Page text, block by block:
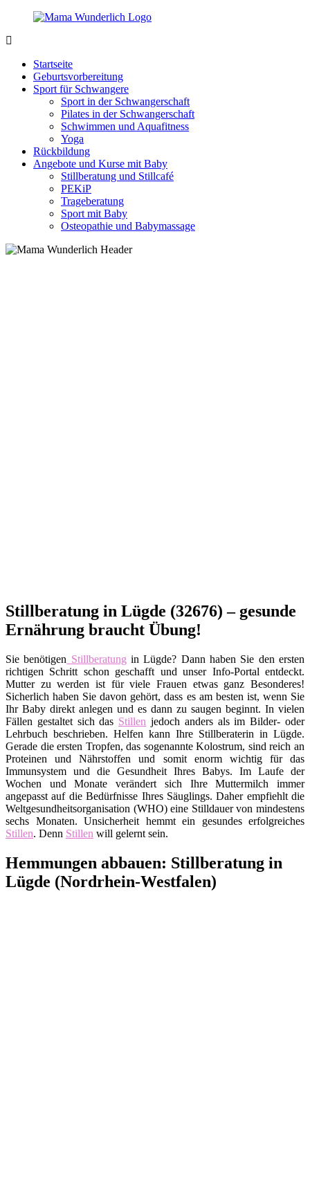
Zurück
Inhalt
sein
wunderbar!
Startseite
Geburtsvorbereitung
Sport für Schwangere
Sport in der Schwangerschaft
Pilates in der Schwangerschaft
Schwimmen und Aquafitness
Yoga
Rückbildung
Angebote und Kurse mit Baby
Stillberatung und Stillcafé
PEKiP
Trageberatung
Sport mit Baby
Osteopathie und Babymassage
Stillberatung in Lügde (32676) – gesunde
Ernährung braucht Übung!
Sie benötigen Stillberatung in Lügde? Dann haben Sie den ersten
richtigen Schritt schon geschafft und unser Info-Portal entdeckt.
Mutter zu werden ist für viele Frauen etwas ganz Besonderes!
Sicherlich haben Sie davon gehört, dass es am besten ist, wenn Sie
Ihr Baby direkt anlegen und es dann zu saugen beginnt. In vielen
Fällen gestaltet sich das Stillen jedoch anders als im Bilder- oder
Lehrbuch beschrieben. Helfen kann Ihre Stillberaterin in Lügde.
Gerade die ersten Tropfen, das sogenannte Kolostrum, sind reich an
Proteinen und Nährstoffen und somit enorm wichtig für das
Immunsystem und die Gesundheit Ihres Babys. Im Laufe der
Wochen und Monate verändert sich Ihre Muttermilch immer
angepasst auf die Bedürfnisse Ihres Säuglings. Daher empfiehlt die
Weltgesundheitsorganisation (WHO) eine Stilldauer von mindestens
sechs Monaten. Unsicherheit hemmt ein gesundes erfolgreiches
Stillen. Denn Stillen will gelernt sein.
Hemmungen abbauen: Stillberatung in
Lügde (Nordrhein-Westfalen)